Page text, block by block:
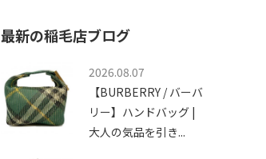
最新の稲毛店ブログ
2026.08.07
【BURBERRY / バーバ
リー】ハンドバッグ |
大人の気品を引き...